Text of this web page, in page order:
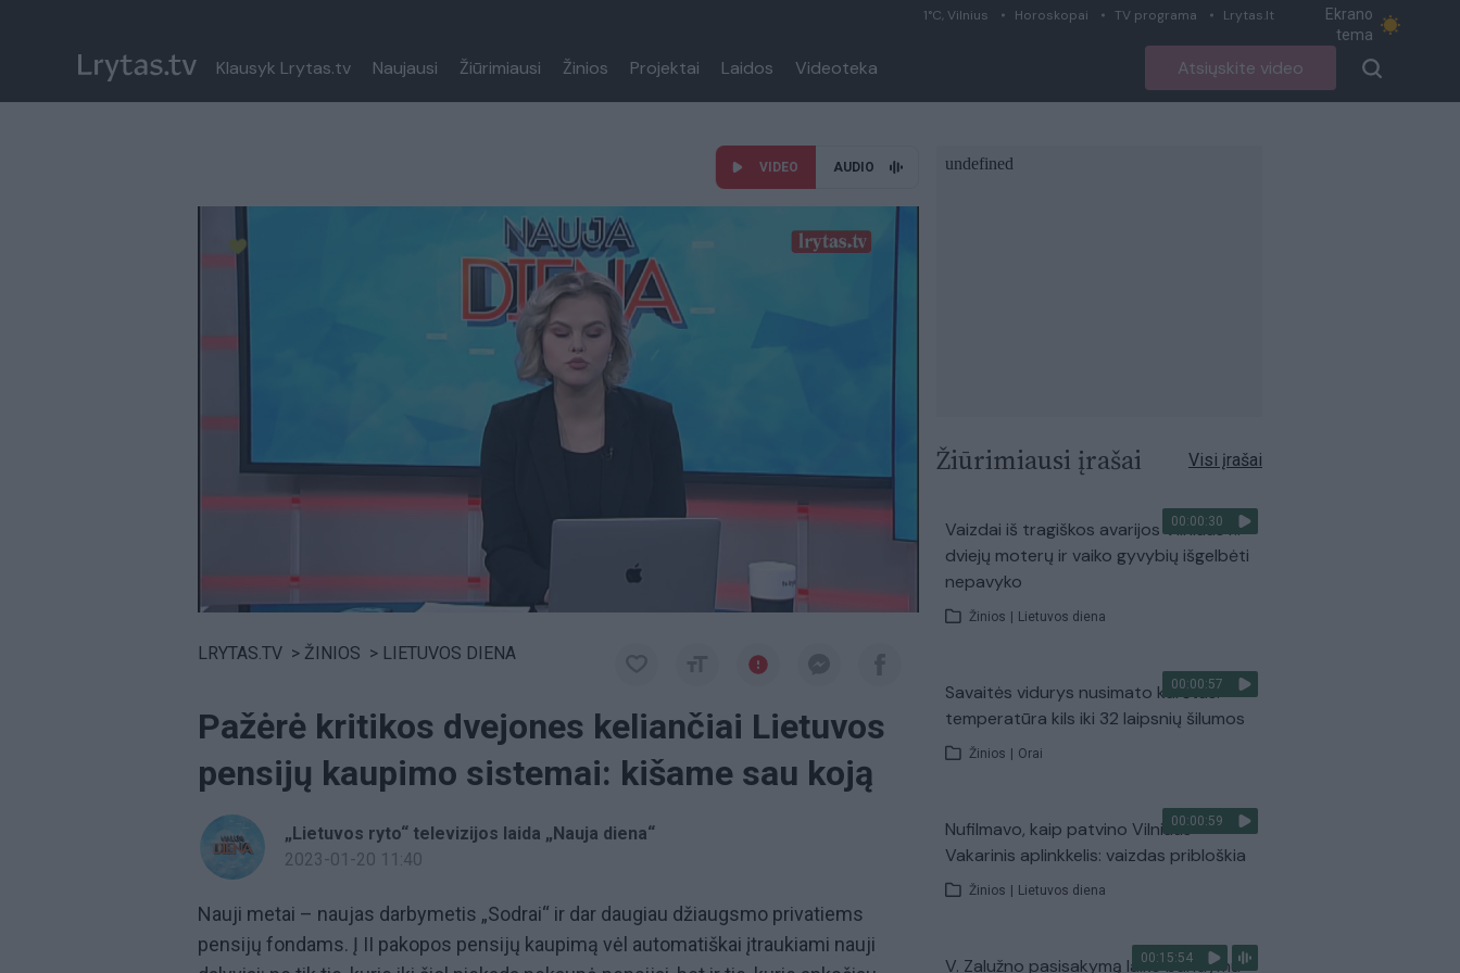
1°C, Vilnius Horoskopai TV programa Lrytas.lt
Ekrano
tema
Klausyk Lrytas.tv Naujausi Žiūrimiausi Žinios Projektai Laidos Videoteka Atsiųskite video
VIDEO AUDIO
LRYTAS.TV > ŽINIOS > LIETUVOS DIENA
Pažėrė kritikos dvejones keliančiai Lietuvos
pensijų kaupimo sistemai: kišame sau koją
„Lietuvos ryto“ televizijos laida „Nauja diena“
2023-01-20 11:40
Nauji metai – naujas darbymetis „Sodrai“ ir dar daugiau džiaugsmo privatiems
pensijų fondams. Į II pakopos pensijų kaupimą vėl automatiškai įtraukiami nauji
Žiūrimiausi įrašai Visi įrašai
00:00:30
Vaizdai iš tragiškos avarijos Vilniaus r.:
dviejų moterų ir vaiko gyvybių išgelbėti
nepavyko
Žinios Lietuvos diena
00:00:57
Savaitės vidurys nusimato karštas:
temperatūra kils iki 32 laipsnių šilumos
Žinios Orai
00:00:59
Nufilmavo, kaip patvino Vilniaus
Vakarinis aplinkkelis: vaizdas pribloškia
Žinios Lietuvos diena
00:15:54
V. Zalužno pasisakymą laiko bandymu